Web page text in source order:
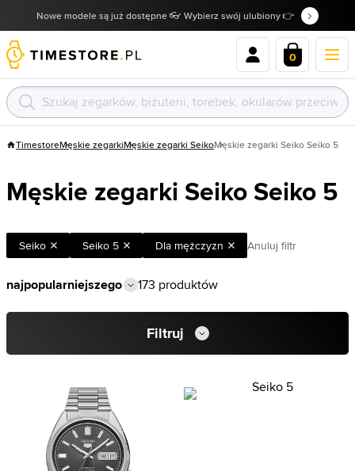
Nowe modele są już dostępne 👓 Wybierz swój ulubiony 👉
0
TimestoreMęskie zegarkiMęskie zegarki SeikoMęskie zegarki Seiko Seiko 5
Męskie zegarki Seiko Seiko 5
Seiko Seiko 5 Dla mężczyzn Anuluj filtr
173 produktów
Filtruj